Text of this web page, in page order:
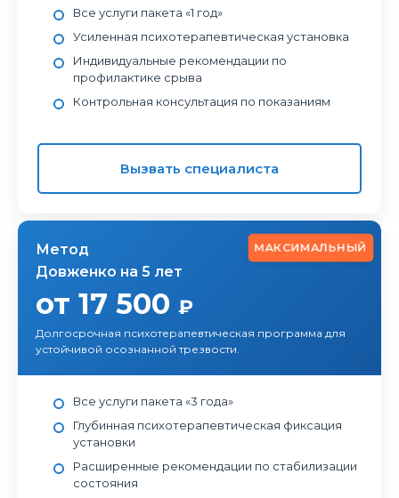
Все услуги пакета «1 год»
Усиленная психотерапевтическая установка
Индивидуальные рекомендации по
профилактике срыва
Контрольная консультация по показаниям
Вызвать специалиста
МАКСИМАЛЬНЫЙ
Метод
Довженко на 5 лет
от 17 500 ₽
Долгосрочная психотерапевтическая программа для
устойчивой осознанной трезвости.
Все услуги пакета «3 года»
Глубинная психотерапевтическая фиксация
установки
Расширенные рекомендации по стабилизации
состояния